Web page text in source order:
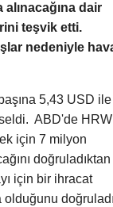
dair
teşvik etti.
nedeniyle
5,43 USD ile
ABD'de HRW
için 7 milyon
doğruladıktan
için bir ihracat